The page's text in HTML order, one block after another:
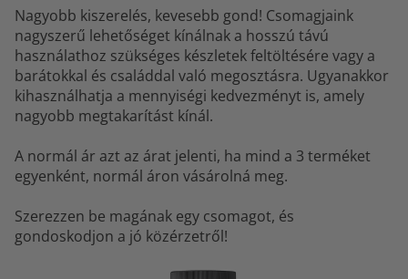
Nagyobb kiszerelés, kevesebb gond! Csomagjaink
nagyszerű lehetőséget kínálnak a hosszú távú
használathoz szükséges készletek feltöltésére vagy a
barátokkal és családdal való megosztásra. Ugyanakkor
kihasználhatja a mennyiségi kedvezményt is, amely
nagyobb megtakarítást kínál.
A normál ár azt az árat jelenti, ha mind a 3 terméket
egyenként, normál áron vásárolná meg.
Szerezzen be magának egy csomagot, és
gondoskodjon a jó közérzetről!